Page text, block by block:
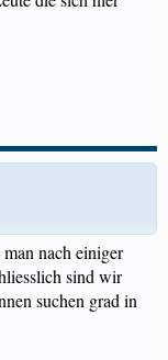
nach einiger
sind wir
suchen grad in